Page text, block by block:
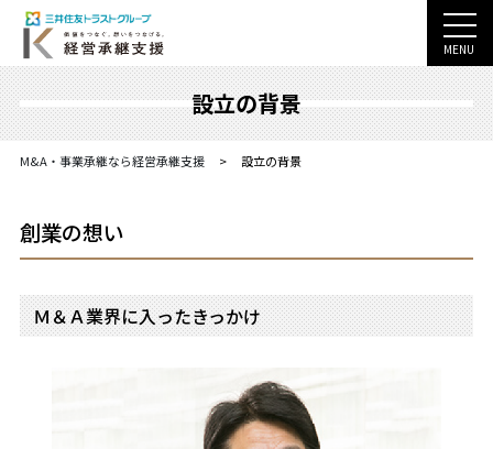
MENU
設立の背景
M&A・事業承継なら経営承継支援 > 設立の背景
創業の想い
Ｍ＆Ａ業界に入ったきっかけ